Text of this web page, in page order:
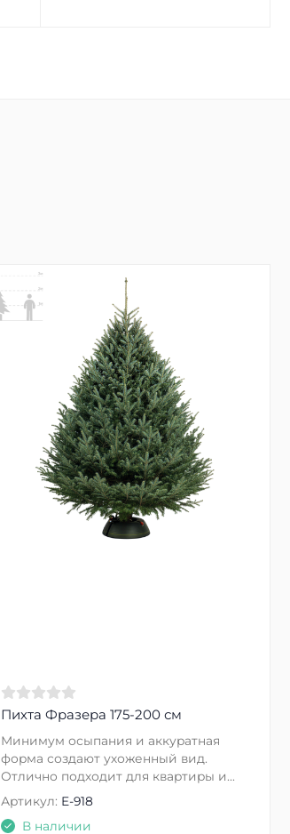
Пихта Фразера 175-200 см
Минимум осыпания и аккуратная
форма создают ухоженный вид.
Отлично подходит для квартиры и...
Артикул: E-918
В наличии